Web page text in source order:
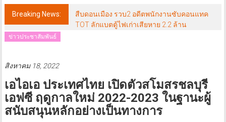
เซอร์
Breaking News:
สืบดอนเมือง รวบ2 อดีตพนักงานซับคอนแทค
TOT ลักแบตตู้ไฟเก่าเสียหาย 2.2 ล้าน
ข่าวประชาสัมพันธ์
สิงหาคม 18, 2022
เอไอเอ ประเทศไทย เปิดตัวสโมสรชลบุรี
เอฟซี ฤดูกาลใหม่ 2022-2023 ในฐานะผู้
สนับสนุนหลักอย่างเป็นทางการ